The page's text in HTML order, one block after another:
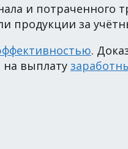
и потраченного
продукции за
.
выплату